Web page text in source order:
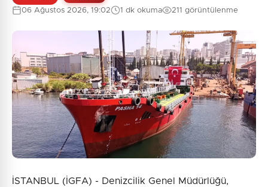
06 Ağustos 2026, 19:02 1 dk okuma 211 görüntülenme
İSTANBUL (İGFA) - Denizcilik Genel Müdürlüğü,